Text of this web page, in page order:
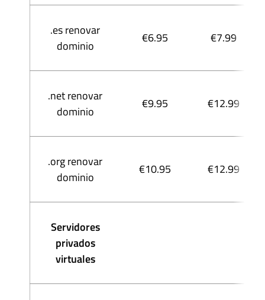
.es renovar
dominio
€6.95 €7.99
.net renovar
dominio
€9.95 €12.99
.org renovar
dominio
€10.95 €12.99
Servidores
privados
virtuales